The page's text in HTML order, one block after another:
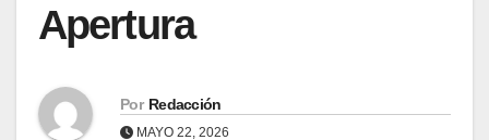
Apertura
Por Redacción
MAYO 22, 2026